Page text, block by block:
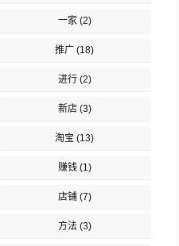
一家(2)
推广 (18)
进行(2)
新店(3)
淘宝 (13)
赚钱(1)
店铺(7)
方法(3)